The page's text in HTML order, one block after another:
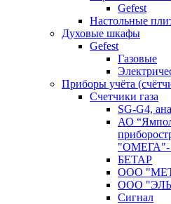
Gefest
Настольные
Духовые шкафы
Gefest
Газовые
Приборы учёта
Счетчики газа
SG-G4,
АО
"ОМЕГА"-
БЕТАР
ООО
ООО
Сигнал